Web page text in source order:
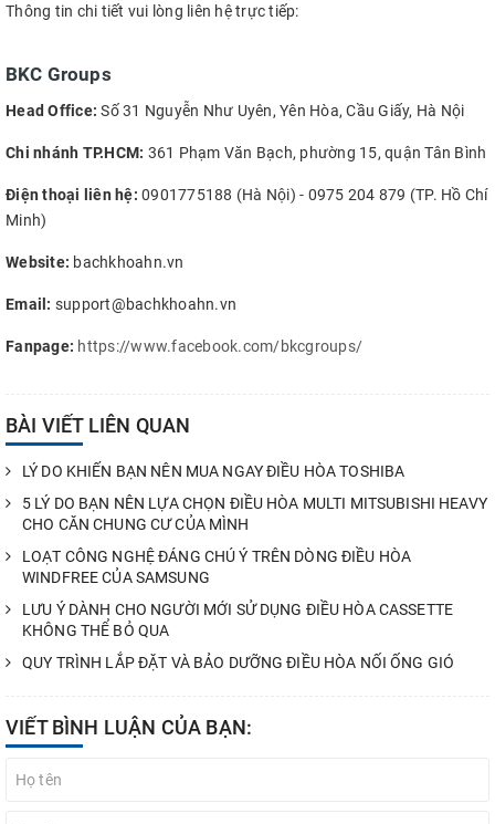
Thông tin chi tiết vui lòng liên hệ trực tiếp:
BKC Groups
Head Office:Số 31 Nguyễn Như Uyên, Yên Hòa, Cầu Giấy, Hà Nội
Chi nhánh TP.HCM: 361 Phạm Văn Bạch, phường 15, quận Tân Bình
Điện thoại liên hệ: 0901775188 (Hà Nội) - 0975 204 879 (TP. Hồ Chí
Minh)
Website: bachkhoahn.vn
Email: support@bachkhoahn.vn
Fanpage: https://www.facebook.com/bkcgroups/
BÀI VIẾT LIÊN QUAN
LÝ DO KHIẾN BẠN NÊN MUA NGAY ĐIỀU HÒA TOSHIBA
5 LÝ DO BẠN NÊN LỰA CHỌN ĐIỀU HÒA MULTI MITSUBISHI HEAVY
CHO CĂN CHUNG CƯ CỦA MÌNH
LOẠT CÔNG NGHỆ ĐÁNG CHÚ Ý TRÊN DÒNG ĐIỀU HÒA
WINDFREE CỦA SAMSUNG
LƯU Ý DÀNH CHO NGƯỜI MỚI SỬ DỤNG ĐIỀU HÒA CASSETTE
KHÔNG THỂ BỎ QUA
QUY TRÌNH LẮP ĐẶT VÀ BẢO DƯỠNG ĐIỀU HÒA NỐI ỐNG GIÓ
VIẾT BÌNH LUẬN CỦA BẠN: